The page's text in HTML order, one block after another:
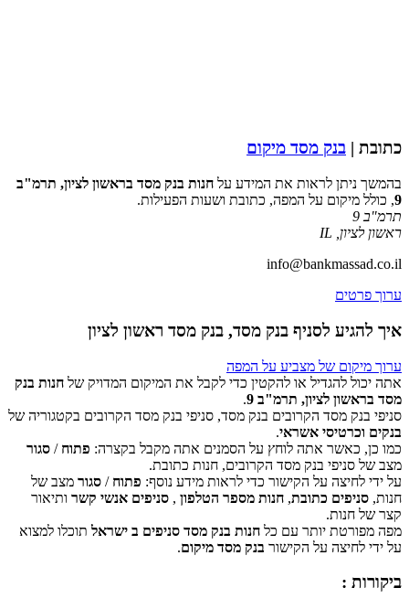
כתובת | בנק מסד מיקום
בהמשך ניתן לראות את המידע על חנות בנק מסד בראשון לציון, תרמ"ב
9, כולל מיקום על המפה, כתובת ושעות הפעילות.
תרמ"ב 9
ראשון לציון IL
info@bankmassad.co.il
ערוך פרטים
איך להגיע לסניף בנק מסד, בנק מסד ראשון לציון
‏דף זה לא יכול לטעון את מפות Google כראוי.
האם האתר הזה בבעלותך? אישור
ערוך מיקום של מצביע על המפה
אתה יכול להגדיל או להקטין כדי לקבל את המיקום המדויק של חנות בנק
מסד בראשון לציון, תרמ"ב 9
.
סניפי בנק מסד הקרובים בנק מסד, סניפי בנק מסד הקרובים בקטגוריה של
בנקים וכרטיסי אשראי.
כמו כן, כאשר אתה לוחץ על הסמנים אתה מקבל בקצרה: פתוח / סגור
מצב של סניפי בנק מסד הקרובים, חנות כתובת.
על ידי לחיצה על הקישור כדי לראות מידע נוסף: פתוח / סגור מצב של
חנות, סניפים כתובת, חנות מספר הטלפון , סניפים אנשי קשר ותיאור
קצר של חנות.
מפה מפורטת יותר עם כל חנות בנק מסד סניפים ב ישראל תוכלו למצוא
על ידי לחיצה על הקישור בנק מסד מיקום.
ביקורות :